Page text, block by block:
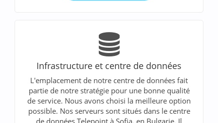
Infrastructure et centre de données
L'emplacement de notre centre de données fait
partie de notre stratégie pour une bonne qualité
de service. Nous avons choisi la meilleure option
possible. Nos serveurs sont situés dans le centre
de données Telepoint à Sofia, en Bulgarie. Il